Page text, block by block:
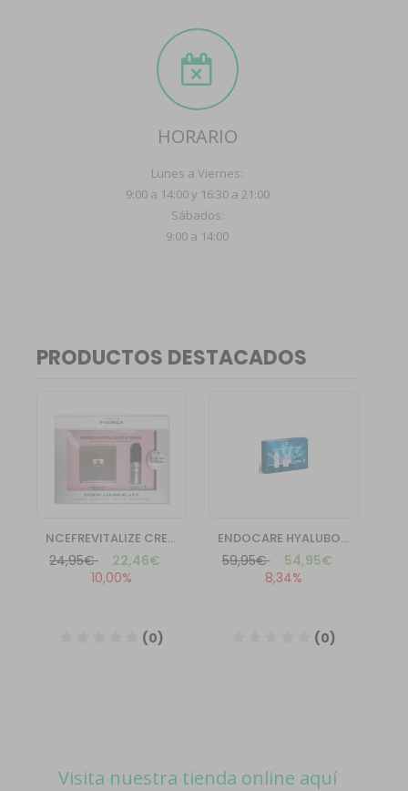
HORARIO
Lunes a Viernes:
9:00 a 14:00 y 16:30 a 21:00
Sábados:
9:00 a 14:00
Visita nuestra tienda online aquí